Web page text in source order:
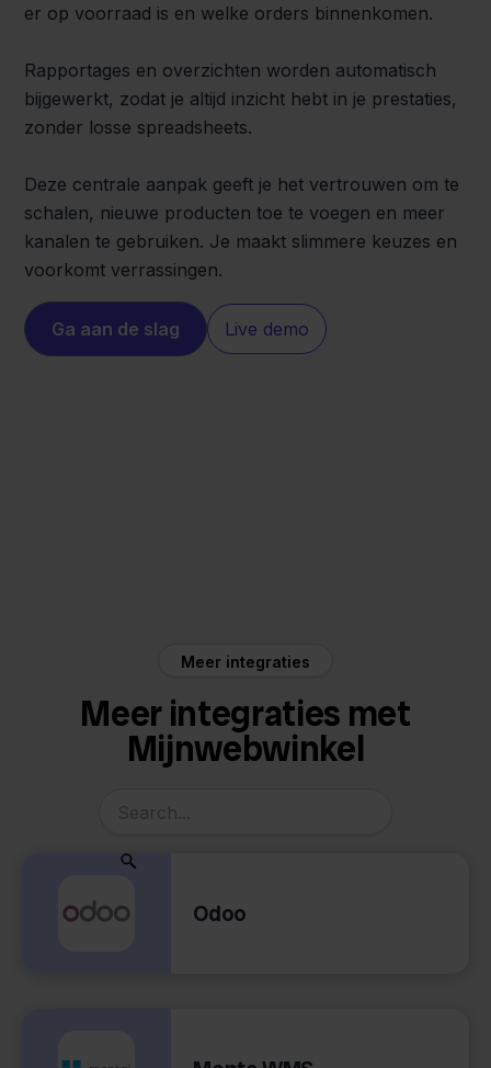
er op voorraad is en welke orders binnenkomen.
Rapportages en overzichten worden automatisch
bijgewerkt, zodat je altijd inzicht hebt in je prestaties,
zonder losse spreadsheets.
Deze centrale aanpak geeft je het vertrouwen om te
schalen, nieuwe producten toe te voegen en meer
kanalen te gebruiken. Je maakt slimmere keuzes en
voorkomt verrassingen.
Ga aan de slag Live demo
Meer integraties
Meer integraties met
Mijnwebwinkel
Odoo